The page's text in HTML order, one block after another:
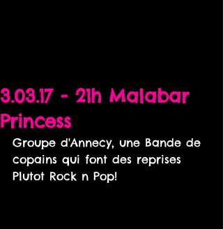
3.03.17 - 21h Malabar
Princess
Groupe d'Annecy, une Bande de
copains qui font des reprises
Plutot Rock n Pop!